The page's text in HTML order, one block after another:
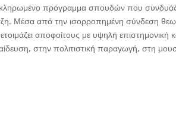
πρόγραμμα σπουδών που συνδυάζει
Μέσα από την ισορροπημένη σύνδεση
αποφοίτους με υψηλή επιστημονική
στην πολιτιστική παραγωγή, στη